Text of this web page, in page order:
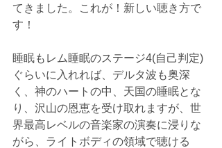
てきました。これが！新しい聴き方で
す！
睡眠もレム睡眠のステージ4(自己判定)
ぐらいに入れれば、デルタ波も奥深
く、神のハートの中、天国の睡眠とな
り、沢山の恩恵を受け取れますが、世
界最高レベルの音楽家の演奏に浸りな
がら、ライトボディの領域で聴ける